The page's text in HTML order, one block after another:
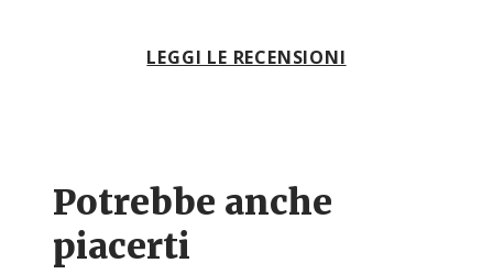
LEGGI LE RECENSIONI
Potrebbe anche
piacerti